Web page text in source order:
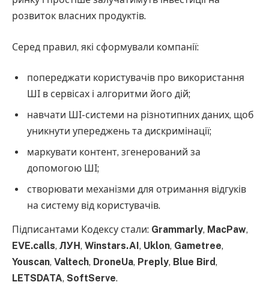
розвиток власних продуктів.
Серед правил, які сформували компанії:
попереджати користувачів про використання
ШІ в сервісах і алгоритми його дій;
навчати ШІ-системи на різнотипних даних, щоб
уникнути упереджень та дискримінації;
маркувати контент, згенерований за
допомогою ШІ;
створювати механізми для отримання відгуків
на систему від користувачів.
Підписантами Кодексу стали: Grammarly, MacPaw,
EVE.calls, ЛУН, Winstars.AI, Uklon, Gametree,
Youscan, Valtech, DroneUa, Preply, Blue Bird,
LETSDATA, SoftServe.